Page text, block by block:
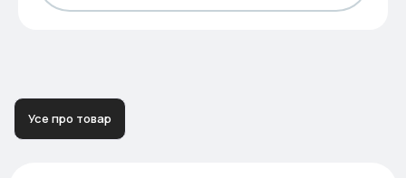
Усе про товар